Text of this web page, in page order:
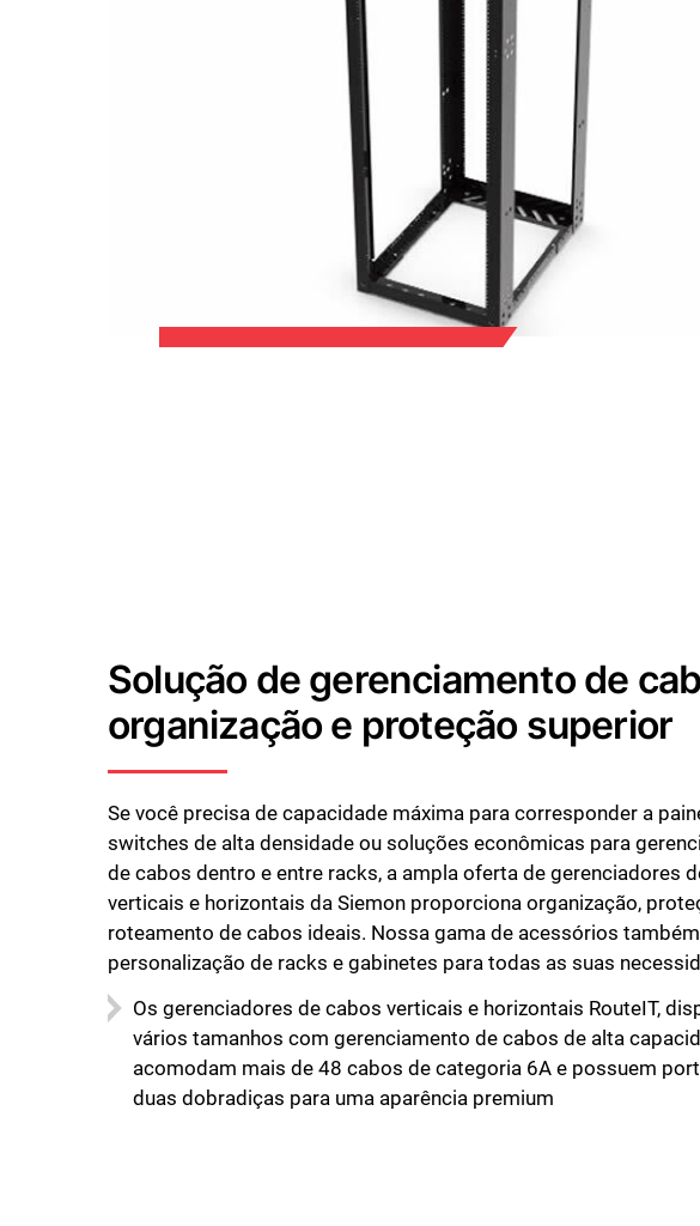
Solução de gerenciamento de
organização e proteção superior
Se você precisa de capacidade máxima para corresponder a
switches de alta densidade ou soluções econômicas para
de cabos dentro e entre racks, a ampla oferta de gerenciadores
verticais e horizontais da Siemon proporciona organização,
roteamento de cabos ideais. Nossa gama de acessórios
personalização de racks e gabinetes para todas as suas
Os gerenciadores de cabos verticais e horizontais RouteIT,
vários tamanhos com gerenciamento de cabos de alta
acomodam mais de 48 cabos de categoria 6A e possuem
duas dobradiças para uma aparência premium